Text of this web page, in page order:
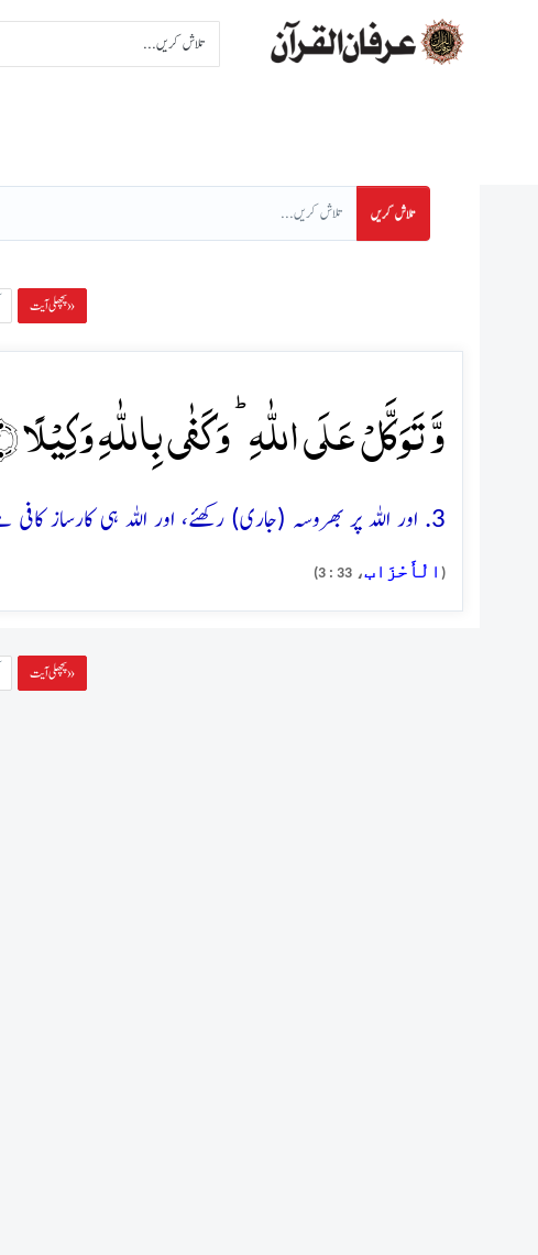
تلاش کریں
پچھلی آیت »
وَّ تَوَکَّلۡ عَلَی اللّٰہِ ؕ وَ کَفٰی بِاللّٰہِ وَکِیۡلًا ﴿۳﴾
3. اور اللہ پر بھروسہ (جاری) رکھئے، اور اللہ ہی کارساز کافی ہے
( الْأَحْزَاب، 33 : 3)
پچھلی آیت »